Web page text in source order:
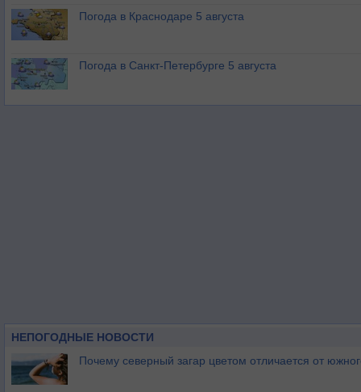
Погода в Краснодаре 5 августа
Погода в Санкт-Петербурге 5 августа
НЕПОГОДНЫЕ НОВОСТИ
Почему северный загар цветом отличается от